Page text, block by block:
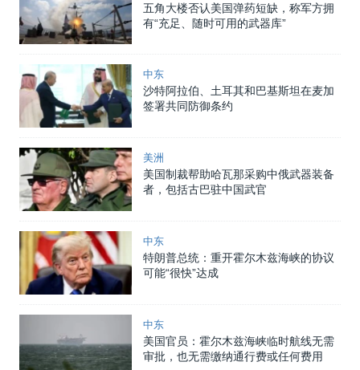
五角大楼否认美国弹药短缺，称军方拥
有“充足、随时可用的武器库”
中东
沙特阿拉伯、土耳其和巴基斯坦在麦加
签署共同防御条约
美洲
美国制裁帮助哈瓦那采购中俄武器装备
者，包括古巴驻中国武官
中东
特朗普总统：重开霍尔木兹海峡的协议
可能“很快”达成
中东
美国官员：霍尔木兹海峡临时航线无需
审批，也无需缴纳通行费或任何费用